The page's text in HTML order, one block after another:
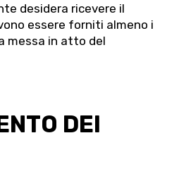
desidera ricevere il
essere forniti almeno i
messa in atto del
DEI